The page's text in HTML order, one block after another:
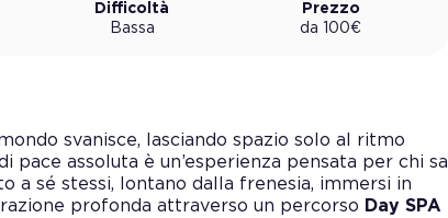
Difficoltà
Bassa
Prezzo
da
100€
svanisce, lasciando spazio solo al ritmo
assoluta è un’esperienza pensata per chi sa
a sé stessi, lontano dalla frenesia, immersi in
profonda attraverso un percorso Day SPA